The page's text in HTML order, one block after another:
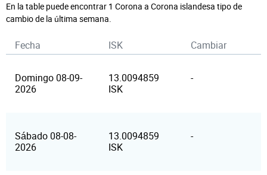
En la table puede encontrar 1 Corona a Corona islandesa tipo de
cambio de la última semana.
Fecha ISK Cambiar
Domingo 08-09-
2026
13.0094859
ISK
-
Sábado 08-08-
2026
13.0094859
ISK
-